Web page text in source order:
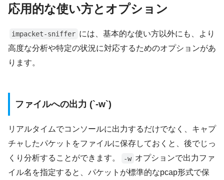
応用的な使い方とオプション
impacket-sniffer には、基本的な使い方以外にも、より
高度な分析や特定の状況に対応するためのオプションがあ
ります。
ファイルへの出力 (`-w`)
リアルタイムでコンソールに出力するだけでなく、キャプ
チャしたパケットをファイルに保存しておくと、後でじっ
くり分析することができます。
-w オプションで出力ファ
イル名を指定すると、パケットが標準的なpcap形式で保